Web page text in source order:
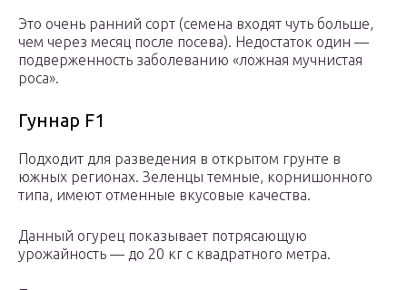
Это очень ранний сорт (семена входят чуть больше,
чем через месяц после посева). Недостаток один —
подверженность заболеванию «ложная мучнистая
роса».
Гуннар F1
Подходит для разведения в открытом грунте в
южных регионах. Зеленцы темные, корнишонного
типа, имеют отменные вкусовые качества.
Данный огурец показывает потрясающую
урожайность — до 20 кг с квадратного метра.